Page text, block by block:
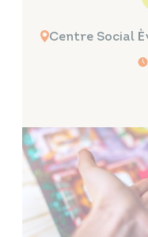
Centre Social